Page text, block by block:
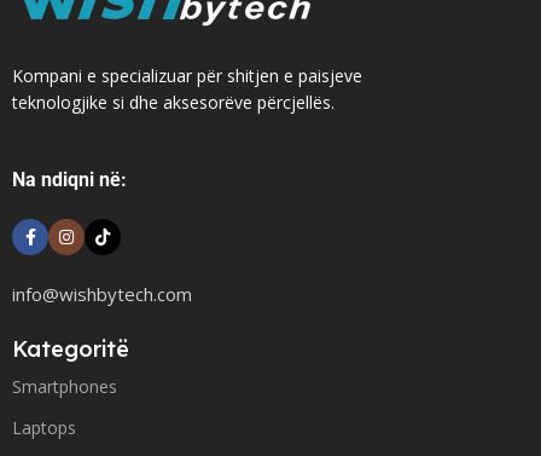
Kompani e specializuar për shitjen e paisjeve
teknologjike si dhe aksesorëve përcjellës.
Na ndiqni në:
info@wishbytech.com
Kategoritë
Smartphones
Laptops